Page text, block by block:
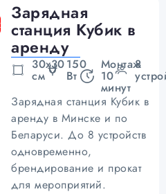
Зарядная
станция Кубик в
аренду
30х30
см
150
Вт
Монтаж
10
минут
8
Зарядная станция Кубик в
аренду в Минске и по
Беларуси. До 8 устройств
одновременно,
брендирование и прокат
для мероприятий.